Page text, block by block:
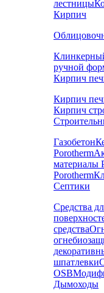
лестницы
Кирпич
ручной
Кирпич
Кирпич
Кирпич
Газобетон
Porotherm
материалы
Porotherm
Септики
Средства
средства
шпатлевки
OSB
Дымоходы